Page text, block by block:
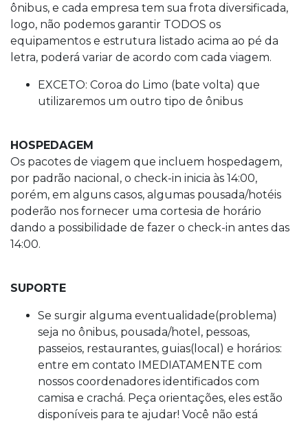
ônibus, e cada empresa tem sua frota diversificada,
logo, não podemos garantir TODOS os
equipamentos e estrutura listado acima ao pé da
letra, poderá variar de acordo com cada viagem.
EXCETO: Coroa do Limo (bate volta) que
utilizaremos um outro tipo de ônibus
HOSPEDAGEM
Os pacotes de viagem que incluem hospedagem,
por padrão nacional, o check-in inicia às 14:00,
porém, em alguns casos, algumas pousada/hotéis
poderão nos fornecer uma cortesia de horário
dando a possibilidade de fazer o check-in antes das
14:00.
SUPORTE
Se surgir alguma eventualidade(problema)
seja no ônibus, pousada/hotel, pessoas,
passeios, restaurantes, guias(local) e horários:
entre em contato IMEDIATAMENTE com
nossos coordenadores identificados com
camisa e crachá. Peça orientações, eles estão
disponíveis para te ajudar! Você não está